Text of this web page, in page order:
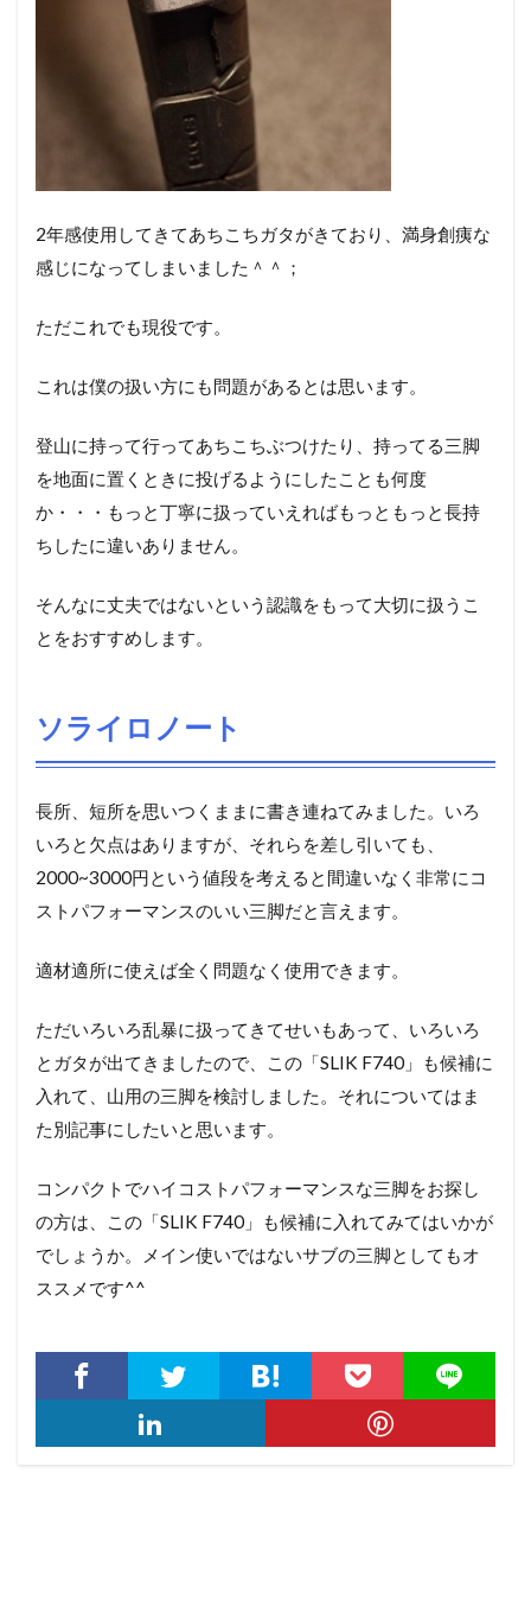
2年感使用してきてあちこちガタがきており、満身創痍な
感じになってしまいました＾＾；
ただこれでも現役です。
これは僕の扱い方にも問題があるとは思います。
登山に持って行ってあちこちぶつけたり、持ってる三脚
を地面に置くときに投げるようにしたことも何度
か・・・もっと丁寧に扱っていえればもっともっと長持
ちしたに違いありません。
そんなに丈夫ではないという認識をもって大切に扱うこ
とをおすすめします。
ソライロノート
長所、短所を思いつくままに書き連ねてみました。いろ
いろと欠点はありますが、それらを差し引いても、
2000~3000円という値段を考えると間違いなく非常にコ
ストパフォーマンスのいい三脚だと言えます。
適材適所に使えば全く問題なく使用できます。
ただいろいろ乱暴に扱ってきてせいもあって、いろいろ
とガタが出てきましたので、この「SLIK F740」も候補に
入れて、山用の三脚を検討しました。それについてはま
た別記事にしたいと思います。
コンパクトでハイコストパフォーマンスな三脚をお探し
の方は、この「SLIK F740」も候補に入れてみてはいかが
でしょうか。メイン使いではないサブの三脚としてもオ
ススメです^^